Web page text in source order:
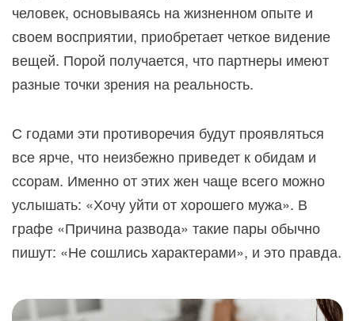
человек, основываясь на жизненном опыте и
своем восприятии, приобретает четкое видение
вещей. Порой получается, что партнеры имеют
разные точки зрения на реальность.
С годами эти противоречия будут проявляться
все ярче, что неизбежно приведет к обидам и
ссорам. Именно от этих жен чаще всего можно
услышать: «Хочу уйти от хорошего мужа». В
графе «Причина развода» такие пары обычно
пишут: «Не сошлись характерами», и это правда.